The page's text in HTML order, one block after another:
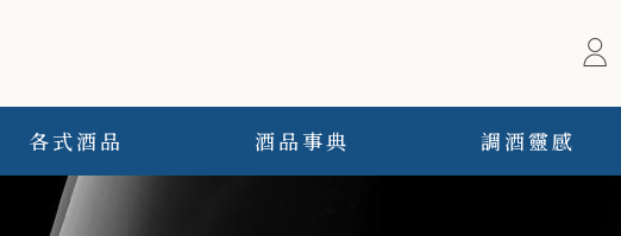
各式酒品 酒品事典 調酒靈感